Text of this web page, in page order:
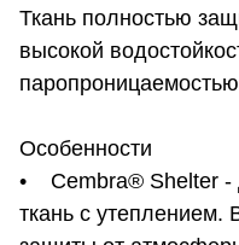
Ткань полностью
высокой
Особенности
• Cembra® Shelter -
ткань с утеплением.